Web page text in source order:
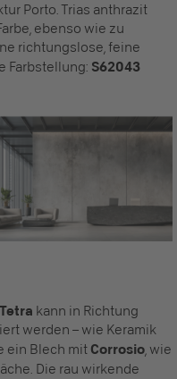
Porto. Trias anthrazit
ebenso wie zu
richtungslose, feine
Farbstellung: S62043
Tetra kann in Richtung
werden – wie Keramik
ein Blech mit Corrosio, wie
Die rau wirkende